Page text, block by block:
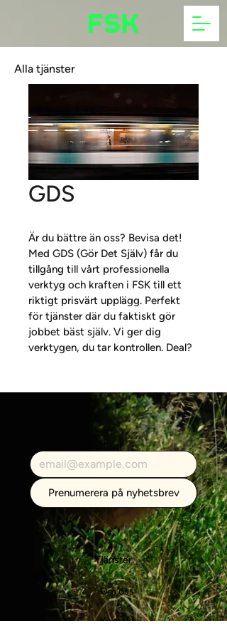
Alla tjänster
GDS
Är du bättre än oss? Bevisa det!
Med GDS (Gör Det Själv) får du
tillgång till vårt professionella
verktyg och kraften i FSK till ett
riktigt prisvärt upplägg. Perfekt
för tjänster där du faktiskt gör
jobbet bäst själv. Vi ger dig
verktygen, du tar kontrollen. Deal?
Prenumerera på nyhetsbrev
Tjänster
Om oss
Kontakt